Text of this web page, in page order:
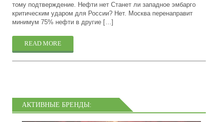
тому подтверждение. Нефти нет Станет ли западное эмбарго
критическим ударом для России? Нет. Москва перенаправит
минимум 75% нефти в другие […]
READ MORE
АКТИВНЫЕ БРЕНДЫ: